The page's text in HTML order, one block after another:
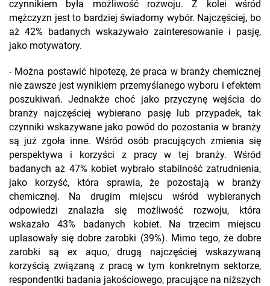
czynnikiem była możliwość rozwoju. Z kolei wśród
mężczyzn jest to bardziej świadomy wybór. Najczęściej, bo
aż 42% badanych wskazywało zainteresowanie i pasję,
jako motywatory.
- Można postawić hipotezę, że praca w branży chemicznej
nie zawsze jest wynikiem przemyślanego wyboru i efektem
poszukiwań. Jednakże choć jako przyczynę wejścia do
branży najczęściej wybierano pasję lub przypadek, tak
czynniki wskazywane jako powód do pozostania w branży
są już zgoła inne. Wśród osób pracujących zmienia się
perspektywa i korzyści z pracy w tej branży. Wśród
badanych aż 47% kobiet wybrało stabilność zatrudnienia,
jako korzyść, która sprawia, że pozostają w branży
chemicznej. Na drugim miejscu wśród wybieranych
odpowiedzi znalazła się możliwość rozwoju, która
wskazało 43% badanych kobiet. Na trzecim miejscu
uplasowały się dobre zarobki (39%). Mimo tego, że dobre
zarobki są ex aquo, drugą najczęściej wskazywaną
korzyścią związaną z pracą w tym konkretnym sektorze,
respondentki badania jakościowego, pracujące na niższych